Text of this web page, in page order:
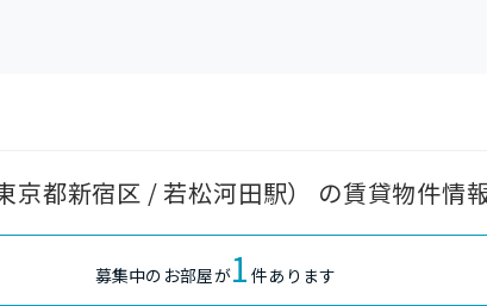
京都新宿区 / 若松河田駅） の賃貸物件情
募集中のお部屋が1 件あります